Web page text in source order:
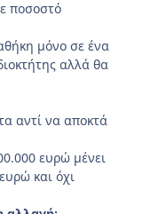
ποσοστό
μόνο σε ένα
αλλά θα
αντί να αποκτά
ευρώ μένει
και όχι